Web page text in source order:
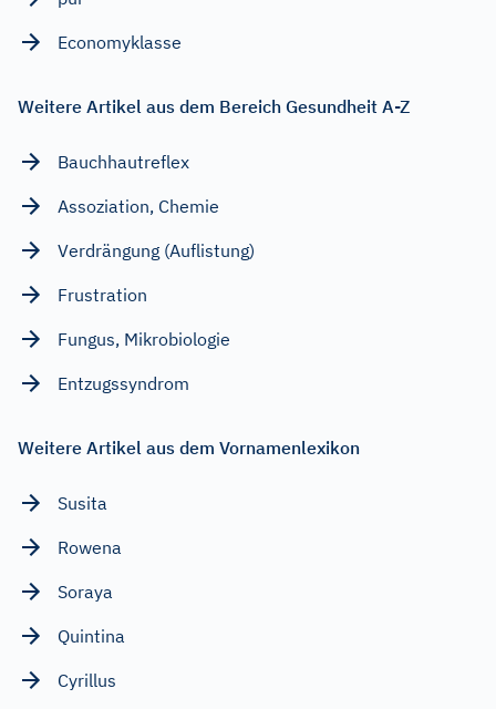
Economyklasse
Weitere Artikel aus dem Bereich Gesundheit A-Z
Bauchhautreflex
Assoziation, Chemie
Verdrängung (Auflistung)
Frustration
Fungus, Mikrobiologie
Entzugssyndrom
Weitere Artikel aus dem Vornamenlexikon
Susita
Rowena
Soraya
Quintina
Cyrillus